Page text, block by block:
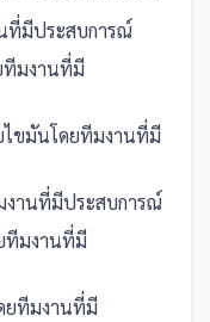
ที่มีประสบการณ์
ทีมงานที่มี
ขมันโดยทีมงานที่มี
งานที่มีประสบการณ์
ทีมงานที่มี
ยทีมงานที่มี